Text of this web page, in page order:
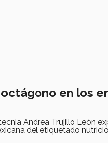
en los
Andrea Trujillo León
del etiquetado